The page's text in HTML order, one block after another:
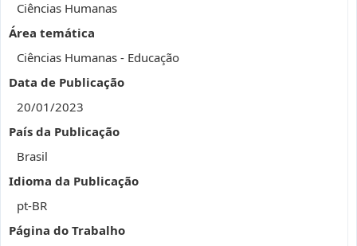
Ciências Humanas
Área temática
Ciências Humanas - Educação
Data de Publicação
20/01/2023
País da Publicação
Brasil
Idioma da Publicação
pt-BR
Página do Trabalho